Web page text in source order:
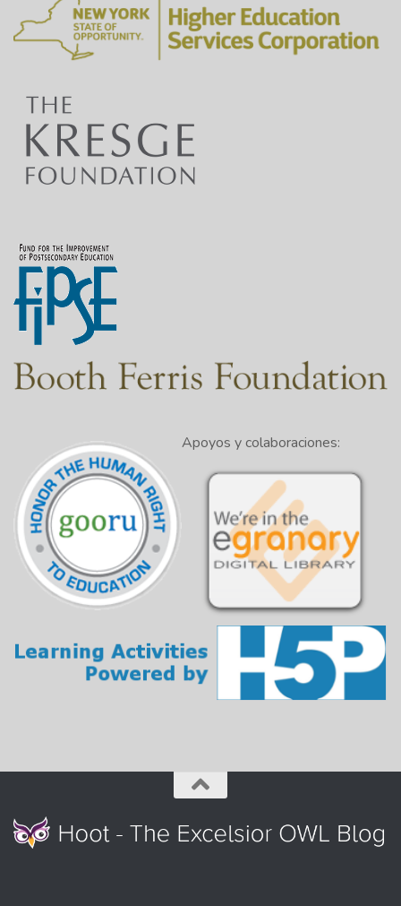
Apoyos y colaboraciones: